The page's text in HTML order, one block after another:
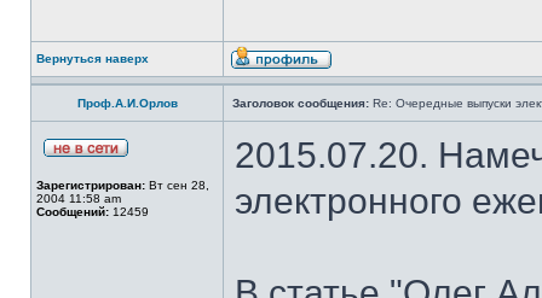
Вернуться наверх
Проф.А.И.Орлов Заголовок сообщения: Re: Очередные выпуски
Зарегистрирован: Вт сен 28,
2004 11:58 am
Сообщений: 12459
2015.07.20.
электронного